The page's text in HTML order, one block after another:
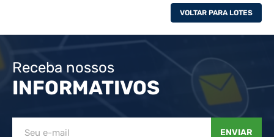
VOLTAR PARA LOTES
Receba nossos
INFORMATIVOS
ENVIAR